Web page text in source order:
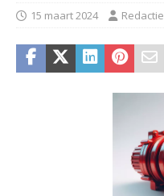
15 maart 2024 Redactie